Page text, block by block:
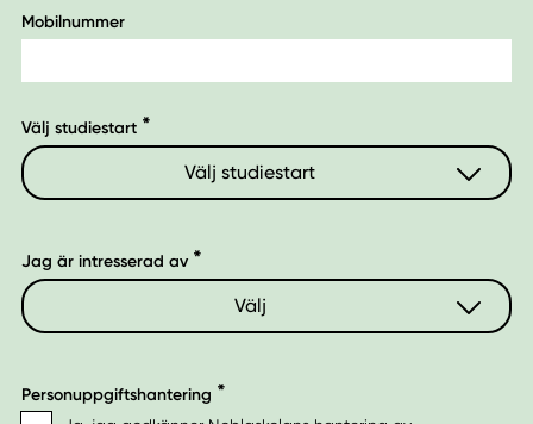
Mobilnummer
Välj studiestart
Välj studiestart
Jag är intresserad av
Välj
Personuppgiftshantering